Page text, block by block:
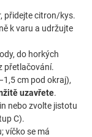
přidejte citron/kys.
k varu a udržujte
do horkých
přetlačování.
cm pod okraj),
uzavřete.
nebo zvolte jistotu
C).
víčko se má